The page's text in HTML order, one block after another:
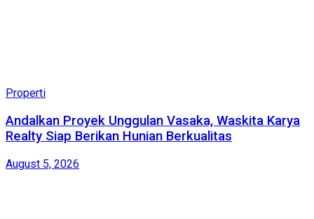
Properti
Andalkan Proyek Unggulan Vasaka, Waskita Karya
Realty Siap Berikan Hunian Berkualitas
August 5, 2026